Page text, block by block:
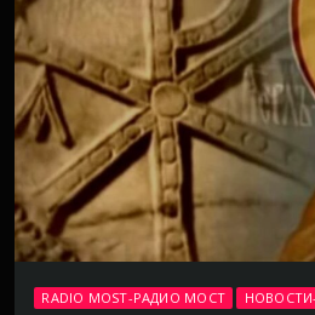
RADIO MOST-РАДИО МОСТ НОВОСТИ-